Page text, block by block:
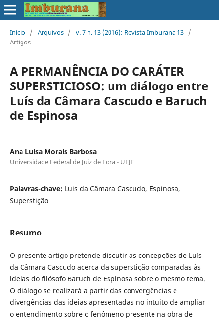
Início / Arquivos / v. 7 n. 13 (2016): Revista Imburana 13 /
Artigos
A PERMANÊNCIA DO CARÁTER
SUPERSTICIOSO: um diálogo entre
Luís da Câmara Cascudo e Baruch
de Espinosa
Ana Luisa Morais Barbosa
Universidade Federal de Juiz de Fora - UFJF
Palavras-chave: Luis da Câmara Cascudo, Espinosa,
Superstição
Resumo
O presente artigo pretende discutir as concepções de Luís
da Câmara Cascudo acerca da superstição comparadas às
ideias do filósofo Baruch de Espinosa sobre o mesmo tema.
O diálogo se realizará a partir das convergências e
divergências das ideias apresentadas no intuito de ampliar
o entendimento sobre o fenômeno presente na obra de